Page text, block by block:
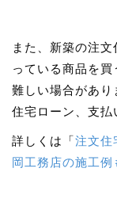
また、新築の注
っている商品を
難しい場合があ
住宅ローン、支払
詳しくは「注文住
岡工務店の施工例